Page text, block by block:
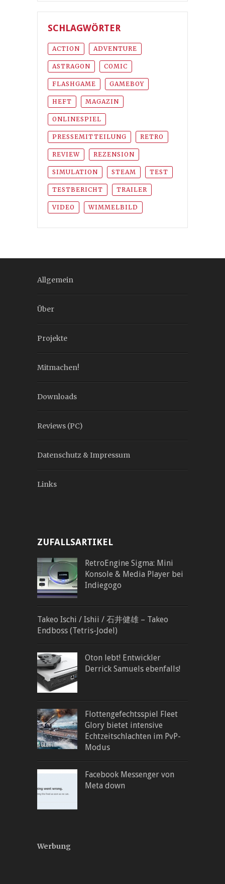
SCHLAGWÖRTER
ACTION ADVENTURE
ASTRAGON COMIC
FLASHGAME GAMEBOY
HEFT MAGAZIN
ONLINESPIEL
PRESSEMITTEILUNG RETRO
REVIEW REZENSION
SIMULATION STEAM TEST
TESTBERICHT TRAILER
VIDEO WIMMELBILD
Allgemein
Über
Projekte
Mitmachen!
Downloads
Reviews (PC)
Datenschutz & Impressum
Links
ZUFALLSARTIKEL
RetroEngine Sigma: Mini
Konsole & Media Player bei
Indiegogo
Takeo Ischi / Ishii / 石井健雄 – Takeo
Endboss (Tetris-Jodel)
Oton lebt! Entwickler
Derrick Samuels ebenfalls!
Flottengefechtsspiel Fleet
Glory bietet intensive
Echtzeitschlachten im PvP-
Modus
Facebook Messenger von
Meta down
Werbung